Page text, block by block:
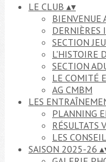
LE CLUB ▴▾
BIENVENUE
DERNIÈRES
SECTION
L'HISTOIRE
SECTION
LE COMITÉ
AG CMBM
LES
PLANNING
RÉSULTATS
LES
SAISON 2025-26 ▴